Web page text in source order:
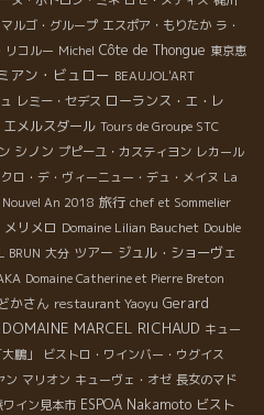
マルゴ・グループ エスポア・もりたか ラ・
リコルー Michel Côte de Thongue 東京恵
アン・ビュロー BEAUJOL'ART
レミー・セデス ローランス・エ・レ
メルスダール Tours de Groupe STC
シノン プピーユ・カスティヨン レカール
クロ・デ・ヴィーニュー・デュ・メイヌ La
Nouvel An 2018 旅行 chef et Sommelier
リメロ Domaine Lilian Bauchet Double
BRUN 大分 ツアー ジュル・ショーヴェ
Domaine Catherine et Pierre Breton
かさん restaurant Yaoyu Gerard
DOMAINE MARCEL RICHAUD キュー
鵬」
ビストロ・ワインバー・ウグイス
ン マリオン キューヴェ・オゼ 長女のマド
ワイン見本市 ESPOA Nakamoto ビスト